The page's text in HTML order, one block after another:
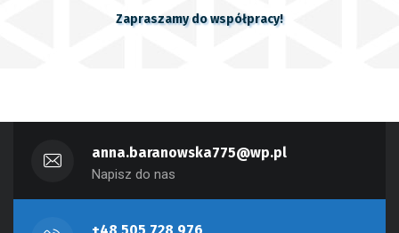
Zapraszamy do współpracy!
anna.baranowska775@wp.pl
Napisz do nas